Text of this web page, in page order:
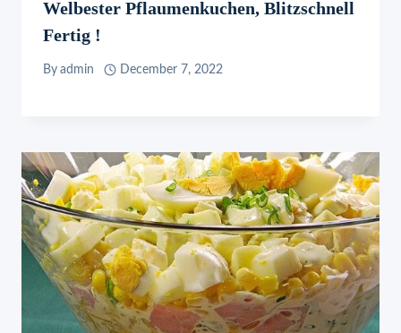
Welbester Pflaumenkuchen, Blitzschnell
Fertig !
By admin December 7, 2022